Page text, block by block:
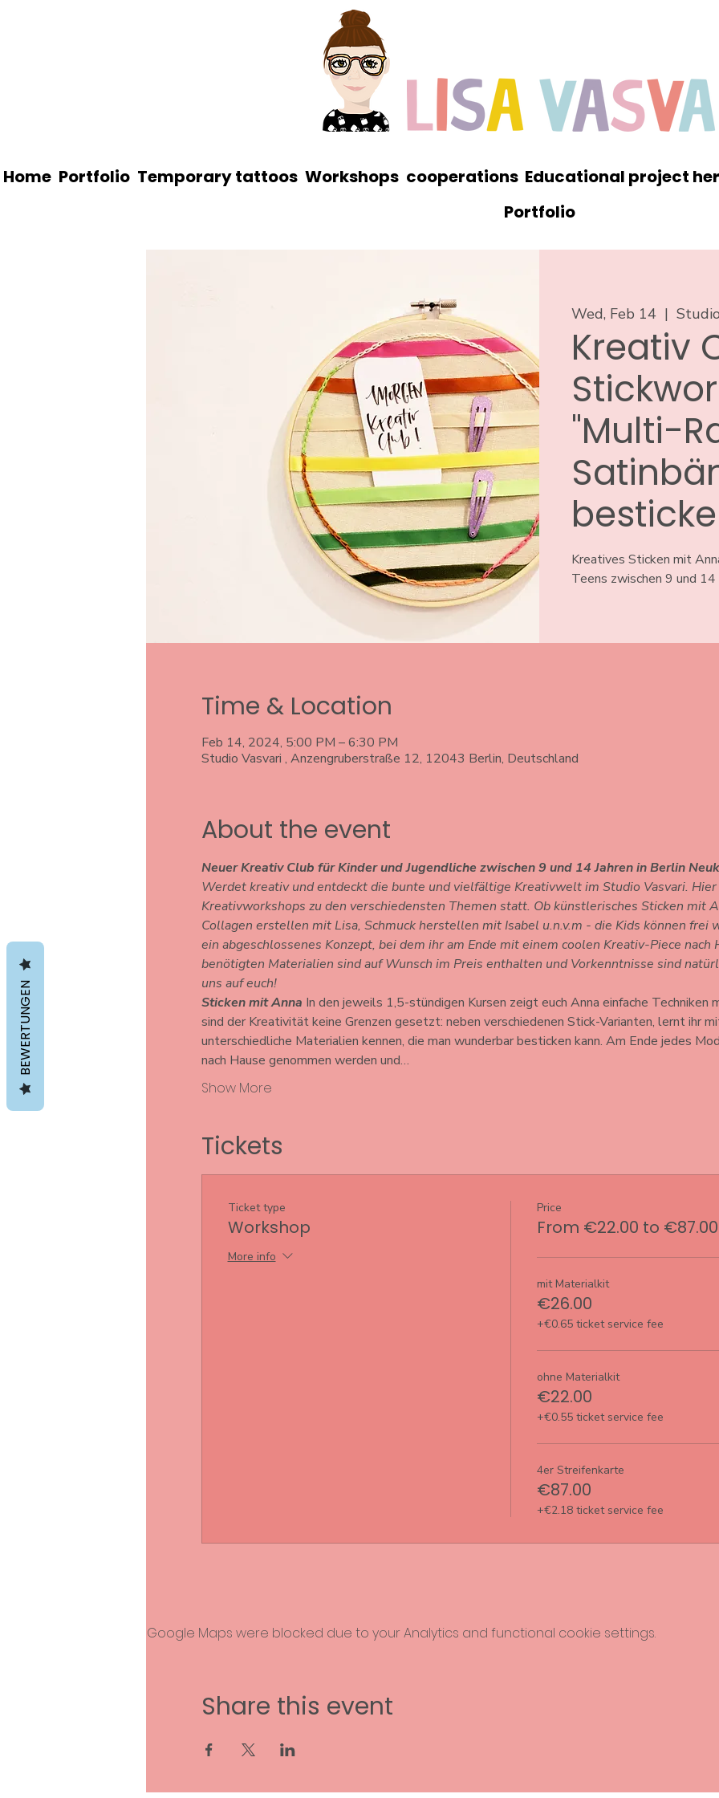
Home Portfolio Temporary tattoos Workshops cooperations Educational project
Portfolio
Wed, Feb 14
  |
Kreativ
"Multi-
Kreatives Sticken mit
Time & Location
Feb 14, 2024, 5:00 PM – 6:30 PM
Studio Vasvari , Anzengruberstraße 12, 12043 Berlin, Deutschland
About the event
Neuer Kreativ Club für Kinder und Jugendliche zwischen 9 und 14 Jahren in Berlin
Werdet kreativ und entdeckt die bunte und vielfältige Kreativwelt im Studio Vasvari.
Kreativworkshops zu den verschiedensten Themen statt. Ob künstlerisches Sticken mit
Collagen erstellen mit Lisa, Schmuck herstellen mit Isabel u.n.v.m - die Kids können frei
ein abgeschlossenes Konzept, bei dem ihr am Ende mit einem coolen Kreativ-Piece
benötigten Materialien sind auf Wunsch im Preis enthalten und Vorkenntnisse sind
uns auf euch!
Sticken mit Anna In den jeweils 1,5-stündigen Kursen zeigt euch Anna einfache Techniken
sind der Kreativität keine Grenzen gesetzt: neben verschiedenen Stick-Varianten, lernt ihr
unterschiedliche Materialien kennen, die man wunderbar besticken kann. Am Ende jedes
nach Hause genommen werden und…
Show More
Tickets
Ticket type
Workshop
More info
Price
From €22.00 to €87.00
mit Materialkit
€26.00
+€0.65 ticket service fee
ohne Materialkit
€22.00
+€0.55 ticket service fee
4er Streifenkarte
€87.00
+€2.18 ticket service fee
Google Maps were blocked due to your Analytics and functional cookie settings.
Share this event
BEWERTUNGEN